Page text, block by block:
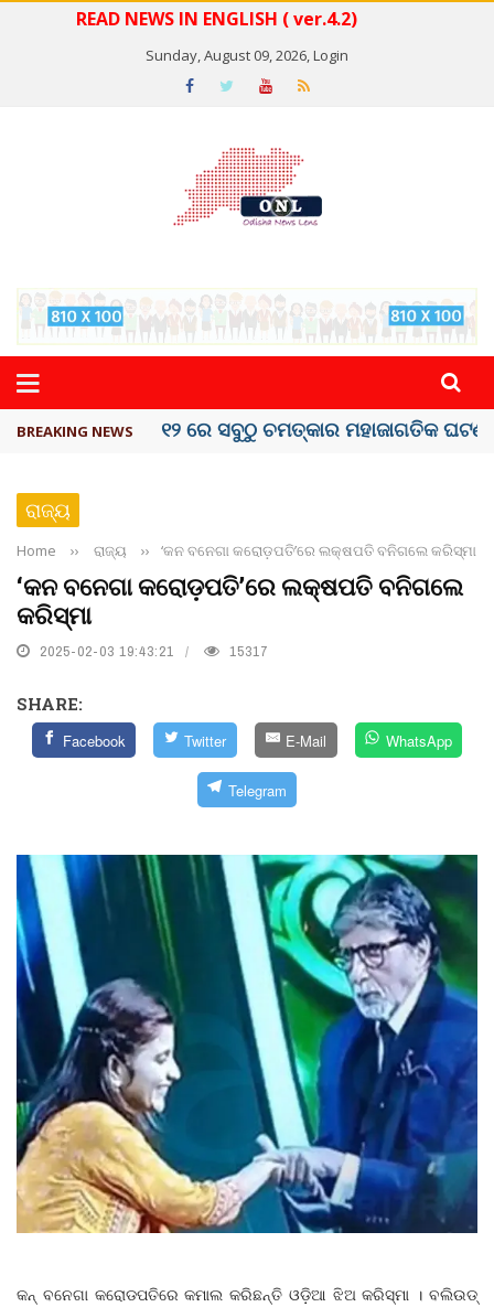
READ NEWS IN ENGLISH ( ver.4.2)
Sunday, August 09, 2026,Login
BREAKING NEWS କେରଳରେ ‘ରାଟ୍ ଫିଭର୍’ ଆତଙ୍କ, ୫୮ ମୃତ
ରାଜ୍ୟ
Home ›› ରାଜ୍ୟ ›› ‘କନ ବନେଗା କରୋଡ଼ପତି’ରେ ଲକ୍ଷପତି ବନିଗଲେ କରିସ୍ମା
‘କନ ବନେଗା କରୋଡ଼ପତି’ରେ ଲକ୍ଷପତି ବନିଗଲେ
କରିସ୍ମା
2025-02-03 19:43:21 15317
SHARE:
Facebook Twitter E-Mail WhatsApp
Telegram
କନ୍ ବନେଗା କରୋଡପତିରେ କମାଲ କରିଛନ୍ତି ଓଡ଼ିଆ ଝିଅ କରିସ୍ମା । ବଲିଉଡ୍